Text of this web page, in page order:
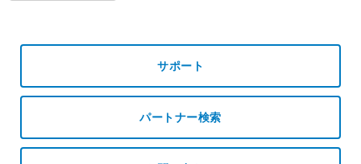
サポート
パートナー検索